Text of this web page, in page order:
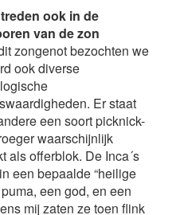
ook in de
van de zon
zongenot bezochten we
ook diverse
Er staat
een soort picknick-
waarschijnlijk
als offerblok. De Inca´s
een bepaalde “heilige
een god, en een
mij zaten ze toen flink